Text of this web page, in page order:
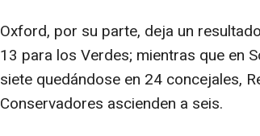
Oxford, por su parte, deja un
13 para los Verdes; mientras que en
siete quedándose en 24 concejales,
Conservadores ascienden a seis.